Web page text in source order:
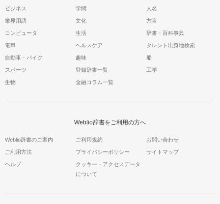
ビジネス 学問 人名
業界用語 文化 方言
コンピュータ 生活 辞書・百科事典
電車 ヘルスケア タレント出身地検索
自動車・バイク 趣味 船
スポーツ 登録辞書一覧 工学
生物 金融コラム一覧
Weblio辞書をご利用の方へ
Weblio辞書のご案内 ご利用規約 お問い合わせ
ご利用方法 プライバシーポリシー サイトマップ
ヘルプ
クッキー・アクセスデータ
について